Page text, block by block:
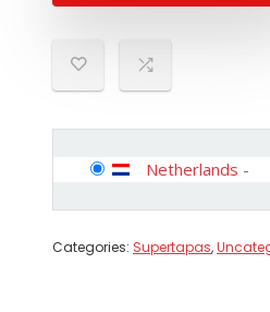
Netherlands -
Categories: Supertapas,